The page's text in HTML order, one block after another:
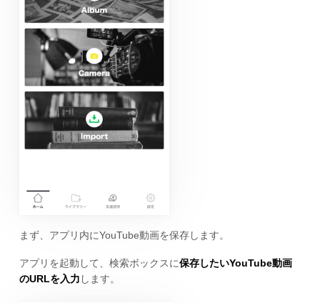
まず、アプリ内にYouTube動画を保存します。
アプリを起動して、検索ボックスに保存したいYouTube動画
のURLを入力 します。